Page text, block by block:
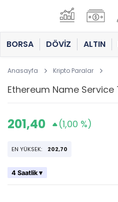
BORSA DÖVİZ ALTIN
Anasayfa Kripto Paralar
201,40 (1,00 %)
EN YÜKSEK: 202,70
4 Saatlik ▾